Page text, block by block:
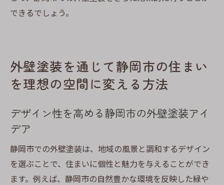
できるでしょう。
外壁塗装を通じて静岡市の住まい
を理想の空間に変える方法
デザイン性を高める静岡市の外壁塗装アイ
デア
静岡市での外壁塗装は、地域の風景と調和するデザイン
を選ぶことで、住まいに個性と魅力を与えることができ
ます。例えば、静岡市の自然豊かな環境を反映した緑や